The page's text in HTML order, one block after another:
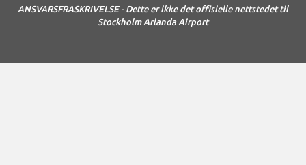
ANSVARSFRASKRIVELSE - Dette er ikke det offisielle nettstedet til
Stockholm Arlanda Airport